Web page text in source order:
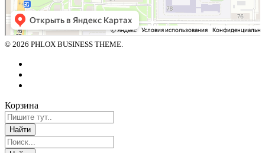
© 2026 PHLOX BUSINESS THEME.
Корзина